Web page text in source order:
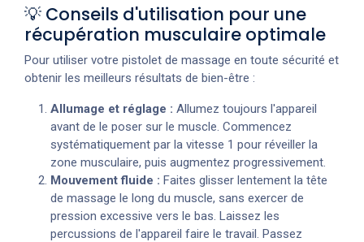
💡 Conseils d'utilisation pour une
récupération musculaire optimale
Pour utiliser votre pistolet de massage en toute sécurité et
obtenir les meilleurs résultats de bien-être :
Allumage et réglage : Allumez toujours l'appareil
avant de le poser sur le muscle. Commencez
systématiquement par la vitesse 1 pour réveiller la
zone musculaire, puis augmentez progressivement.
Mouvement fluide : Faites glisser lentement la tête
de massage le long du muscle, sans exercer de
pression excessive vers le bas. Laissez les
percussions de l'appareil faire le travail. Passez